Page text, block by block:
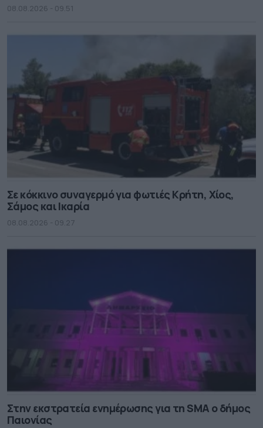
08.08.2026 - 09.51
Σε κόκκινο συναγερμό για φωτιές Κρήτη, Χίος,
Σάμος και Ικαρία
08.08.2026 - 09.27
Στην εκστρατεία ενημέρωσης για τη SMA ο δήμος
Παιονίας